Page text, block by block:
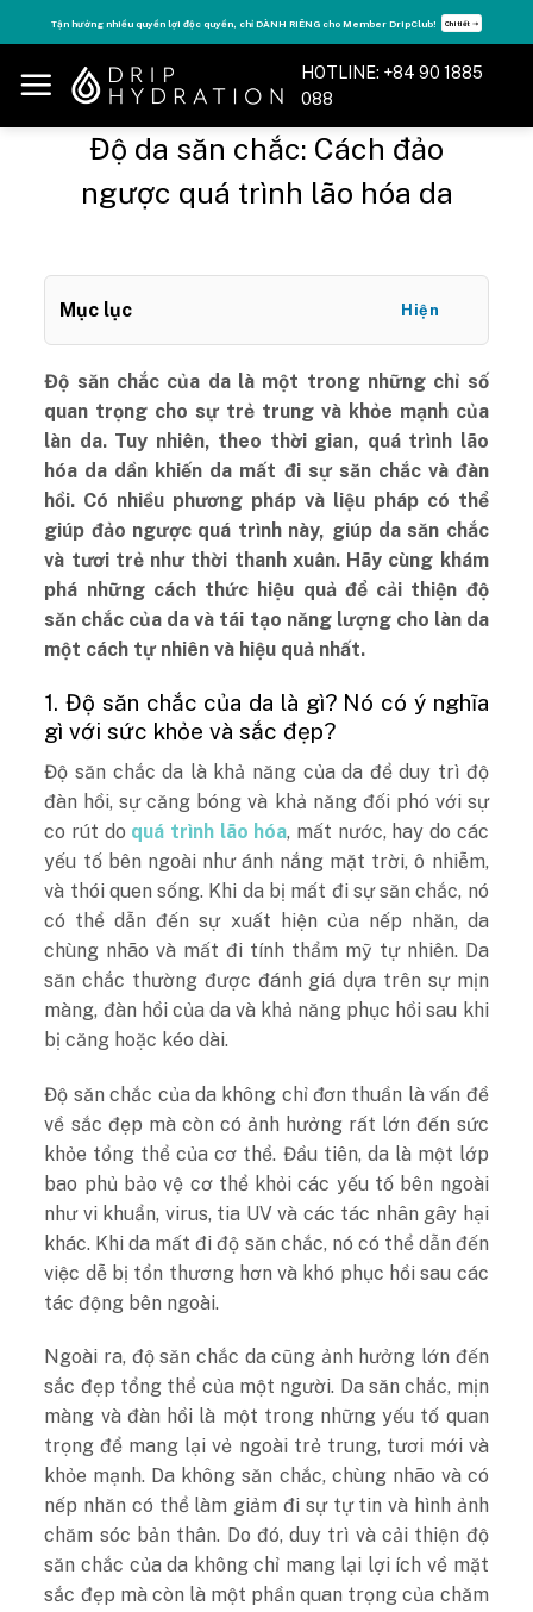
to
content
Tận hưởng nhiều quyền lợi độc quyền, chỉ DÀNH RIÊNG cho Member DripClub! Chi tiết ➝
HOTLINE: +84 90 1885
088
Độ da săn chắc: Cách đảo
ngược quá trình lão hóa da
Mục lục Hiện
Độ săn chắc của da là một trong những chỉ số
quan trọng cho sự trẻ trung và khỏe mạnh của
làn da. Tuy nhiên, theo thời gian, quá trình lão
hóa da dần khiến da mất đi sự săn chắc và đàn
hồi. Có nhiều phương pháp và liệu pháp có thể
giúp đảo ngược quá trình này, giúp da săn chắc
và tươi trẻ như thời thanh xuân. Hãy cùng khám
phá những cách thức hiệu quả để cải thiện độ
săn chắc của da và tái tạo năng lượng cho làn da
một cách tự nhiên và hiệu quả nhất.
1. Độ săn chắc của da là gì? Nó có ý nghĩa
gì với sức khỏe và sắc đẹp?
Độ săn chắc da là khả năng của da để duy trì độ
đàn hồi, sự căng bóng và khả năng đối phó với sự
co rút do quá trình lão hóa, mất nước, hay do các
yếu tố bên ngoài như ánh nắng mặt trời, ô nhiễm,
và thói quen sống. Khi da bị mất đi sự săn chắc, nó
có thể dẫn đến sự xuất hiện của nếp nhăn, da
chùng nhão và mất đi tính thẩm mỹ tự nhiên. Da
săn chắc thường được đánh giá dựa trên sự mịn
màng, đàn hồi của da và khả năng phục hồi sau khi
bị căng hoặc kéo dài.
Độ săn chắc của da không chỉ đơn thuần là vấn đề
về sắc đẹp mà còn có ảnh hưởng rất lớn đến sức
khỏe tổng thể của cơ thể. Đầu tiên, da là một lớp
bao phủ bảo vệ cơ thể khỏi các yếu tố bên ngoài
như vi khuẩn, virus, tia UV và các tác nhân gây hại
khác. Khi da mất đi độ săn chắc, nó có thể dẫn đến
việc dễ bị tổn thương hơn và khó phục hồi sau các
tác động bên ngoài.
Ngoài ra, độ săn chắc da cũng ảnh hưởng lớn đến
sắc đẹp tổng thể của một người. Da săn chắc, mịn
màng và đàn hồi là một trong những yếu tố quan
trọng để mang lại vẻ ngoài trẻ trung, tươi mới và
khỏe mạnh. Da không săn chắc, chùng nhão và có
nếp nhăn có thể làm giảm đi sự tự tin và hình ảnh
chăm sóc bản thân. Do đó, duy trì và cải thiện độ
săn chắc của da không chỉ mang lại lợi ích về mặt
sắc đẹp mà còn là một phần quan trọng của chăm